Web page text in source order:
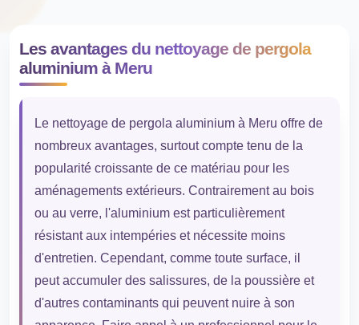
Les avantages du nettoyage de pergola
aluminium à Meru
Le nettoyage de pergola aluminium à Meru offre de
nombreux avantages, surtout compte tenu de la
popularité croissante de ce matériau pour les
aménagements extérieurs. Contrairement au bois
ou au verre, l'aluminium est particulièrement
résistant aux intempéries et nécessite moins
d'entretien. Cependant, comme toute surface, il
peut accumuler des salissures, de la poussière et
d'autres contaminants qui peuvent nuire à son